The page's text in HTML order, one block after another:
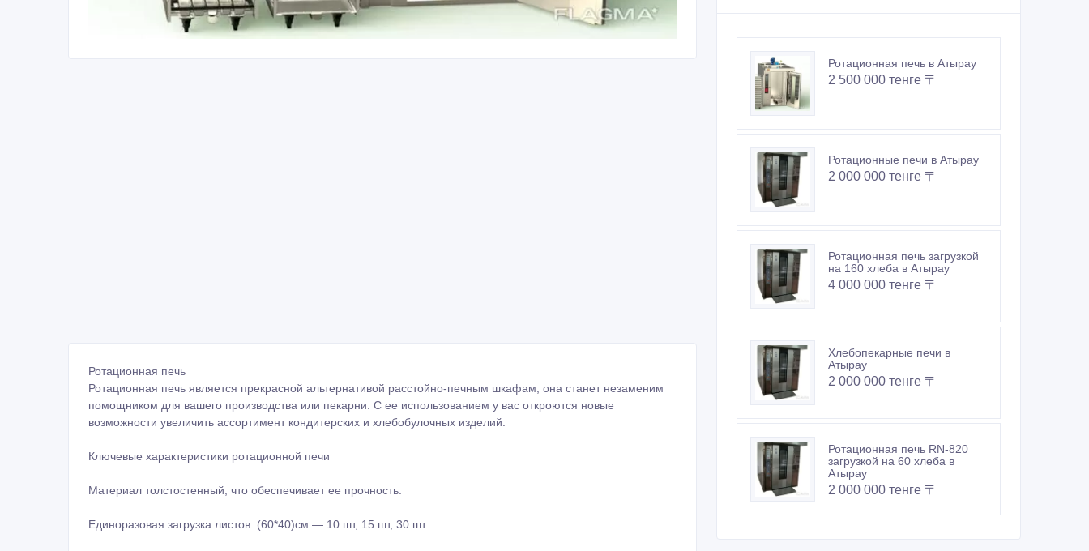
Ротационная печь
Ротационная печь является прекрасной альтернативой расстойно-печным шкафам, она станет незаменим
помощником для вашего производства или пекарни. С ее использованием у вас откроются новые
возможности увеличить ассортимент кондитерских и хлебобулочных изделий.
Ключевые характеристики ротационной печи
Материал толстостенный, что обеспечивает ее прочность.
Единоразовая загрузка листов (60*40)см — 10 шт, 15 шт, 30 шт.
Ротационная печь в Атырау
2 500 000 тенге 〒
Ротационные печи в Атырау
2 000 000 тенге 〒
Ротационная печь загрузкой
на 160 хлеба в Атырау
4 000 000 тенге 〒
Хлебопекарные печи в
Атырау
2 000 000 тенге 〒
Ротационная печь RN-820
загрузкой на 60 хлеба в
Атырау
2 000 000 тенге 〒